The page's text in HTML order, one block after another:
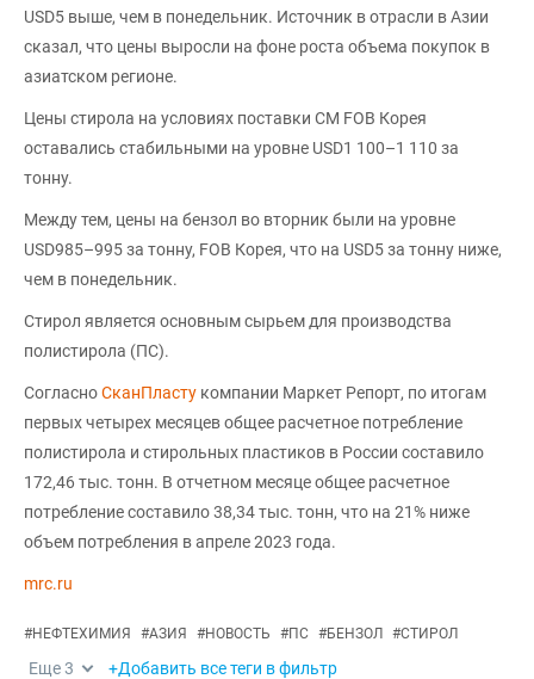
USD5 выше, чем в понедельник. Источник в отрасли в Азии
сказал, что цены выросли на фоне роста объема покупок в
азиатском регионе.
Цены стирола на условиях поставки СМ FOB Корея
оставались стабильными на уровне USD1 100–1 110 за
тонну.
Между тем, цены на бензол во вторник были на уровне
USD985–995 за тонну, FOB Корея, что на USD5 за тонну ниже,
чем в понедельник.
Стирол является основным сырьем для производства
полистирола (ПС).
СогласноСканПласту компании Маркет Репорт, по итогам
первых четырех месяцев общее расчетное потребление
полистирола и стирольных пластиков в России составило
172,46 тыс. тонн. В отчетном месяце общее расчетное
потребление составило 38,34 тыс. тонн, что на 21% ниже
объем потребления в апреле 2023 года.
mrc.ru
#НЕФТЕХИМИЯ #АЗИЯ #НОВОСТЬ #ПС #БЕНЗОЛ #СТИРОЛ
Еще3 +Добавить все теги в фильтр